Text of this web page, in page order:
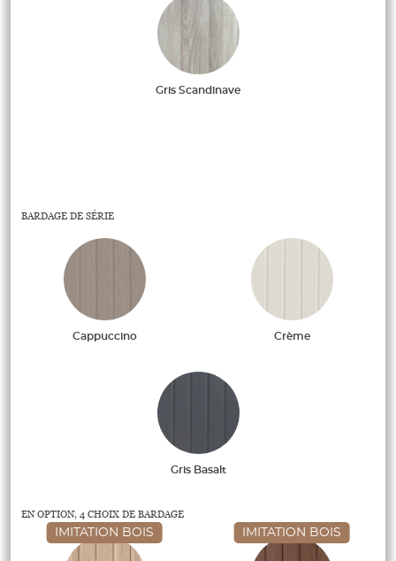
Gris Scandinave
BARDAGE DE SÉRIE
Cappuccino Crème
Gris Basalt
EN OPTION, 4 CHOIX DE BARDAGE
IMITATION BOIS IMITATION BOIS